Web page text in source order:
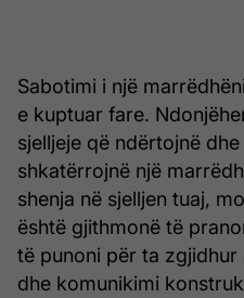
Sabotimi i një
e kuptuar fare.
sjelljeje që ndërtojnë
shkatërrojnë një
shenja në sjelljen tuaj,
është gjithmonë të
të punoni për ta
dhe komunikimi